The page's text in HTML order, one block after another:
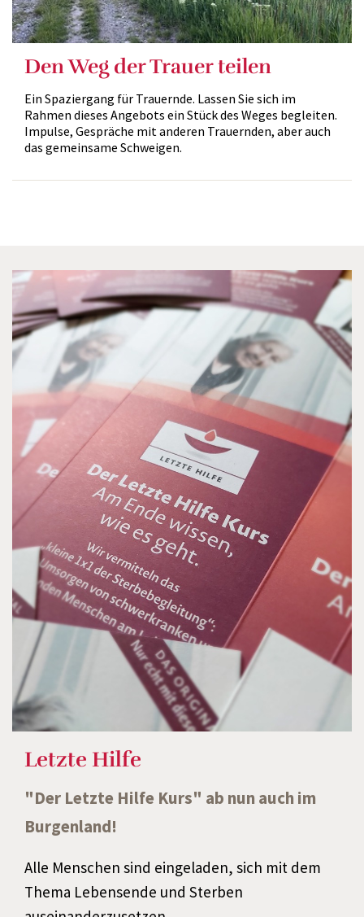
Den Weg der Trauer teilen
Ein Spaziergang für Trauernde. Lassen Sie sich im
Rahmen dieses Angebots ein Stück des Weges begleiten.
Impulse, Gespräche mit anderen Trauernden, aber auch
das gemeinsame Schweigen.
Letzte Hilfe
"Der Letzte Hilfe Kurs" ab nun auch im
Burgenland!
Alle Menschen sind eingeladen, sich mit dem
Thema Lebensende und Sterben